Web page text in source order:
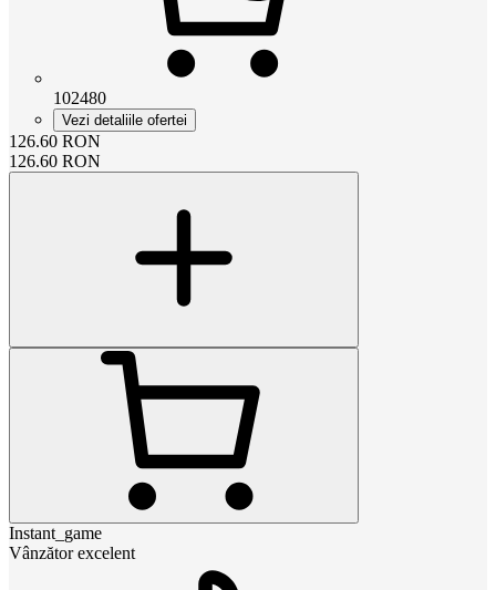
102480
Vezi detaliile ofertei
126.60 RON
126.60 RON
Instant_game
Vânzător excelent